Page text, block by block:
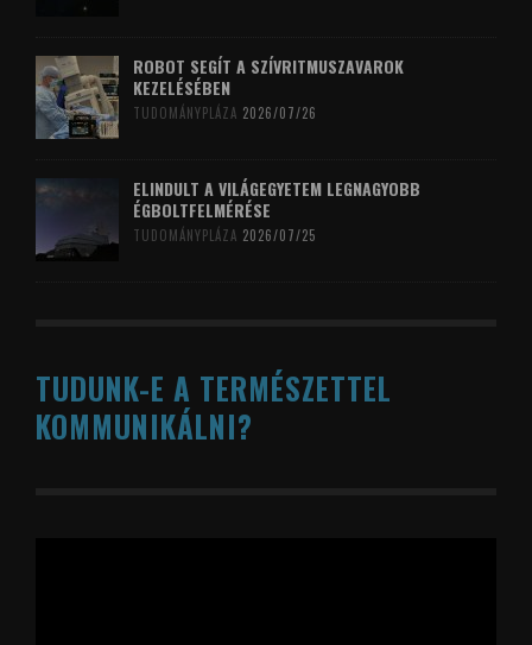
ROBOT SEGÍT A SZÍVRITMUSZAVAROK
KEZELÉSÉBEN
TUDOMÁNYPLÁZA 2026/07/26
ELINDULT A VILÁGEGYETEM LEGNAGYOBB
ÉGBOLTFELMÉRÉSE
TUDOMÁNYPLÁZA 2026/07/25
TUDUNK-E A TERMÉSZETTEL
KOMMUNIKÁLNI?